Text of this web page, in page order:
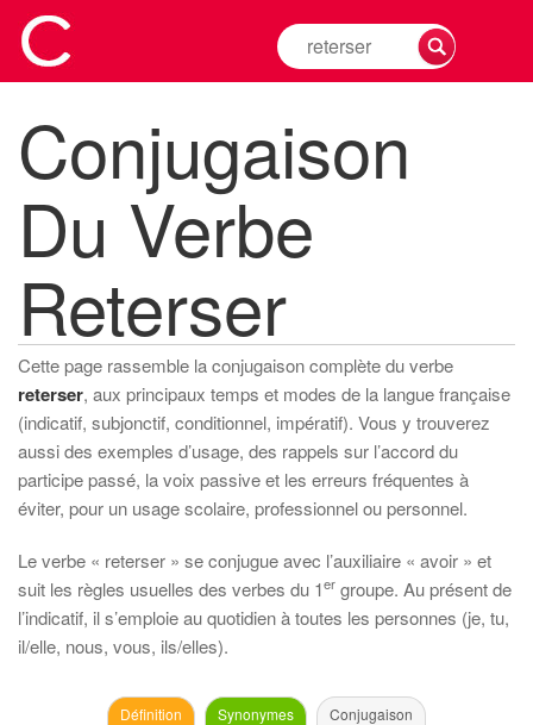
Rechercher
la
d'un
verbe
Conjugaison
Du Verbe
Reterser
Cette page rassemble la conjugaison complète du verbe
reterser, aux principaux temps et modes de la langue française
(indicatif, subjonctif, conditionnel, impératif). Vous y trouverez
aussi des exemples d’usage, des rappels sur l’accord du
participe passé, la voix passive et les erreurs fréquentes à
éviter, pour un usage scolaire, professionnel ou personnel.
Le verbe « reterser » se conjugue avec l’auxiliaire « avoir » et
suit les règles usuelles des verbes du 1er groupe. Au présent de
l’indicatif, il s’emploie au quotidien à toutes les personnes (je, tu,
il/elle, nous, vous, ils/elles).
Définition Synonymes Conjugaison